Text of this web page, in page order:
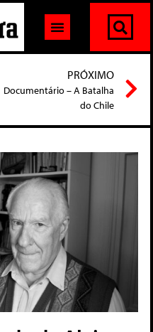
PRÓXIMO
Documentário – A Batalha
do Chile